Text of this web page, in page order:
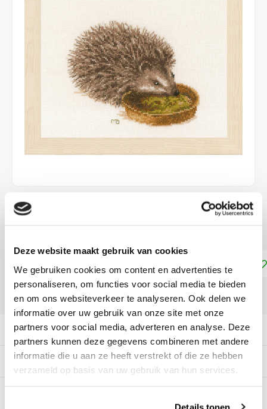
Deze website maakt gebruik van cookies
We gebruiken cookies om content en advertenties te
personaliseren, om functies voor social media te bieden
en om ons websiteverkeer te analyseren. Ook delen we
informatie over uw gebruik van onze site met onze
partners voor social media, adverteren en analyse. Deze
partners kunnen deze gegevens combineren met andere
informatie die u aan ze heeft verstrekt of die ze hebben
verzameld op basis van uw gebruik van hun services.
Details tonen
€36,50
Toevoegen aan winkelwagen
DELEN:
Productomschrijving
Gerelateerde producten